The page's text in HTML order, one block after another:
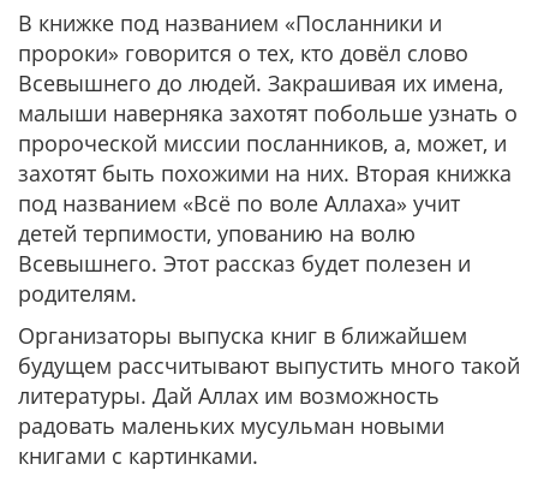
В книжке под названием «Посланники и
пророки» говорится о тех, кто довёл слово
Всевышнего до людей. Закрашивая их имена,
малыши наверняка захотят побольше узнать о
пророческой миссии посланников, а, может, и
захотят быть похожими на них. Вторая книжка
под названием «Всё по воле Аллаха» учит
детей терпимости, упованию на волю
Всевышнего. Этот рассказ будет полезен и
родителям.
Организаторы выпуска книг в ближайшем
будущем рассчитывают выпустить много такой
литературы. Дай Аллах им возможность
радовать маленьких мусульман новыми
книгами с картинками.